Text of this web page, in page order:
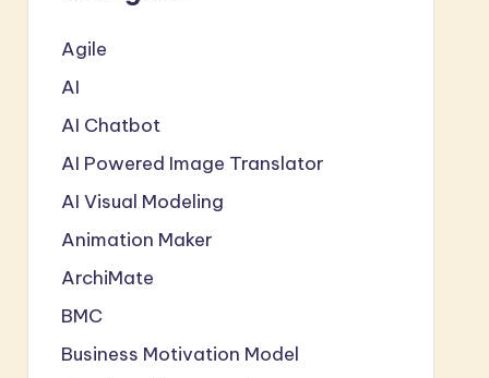
Agile
AI
AI Chatbot
AI Powered Image Translator
AI Visual Modeling
Animation Maker
ArchiMate
BMC
Business Motivation Model